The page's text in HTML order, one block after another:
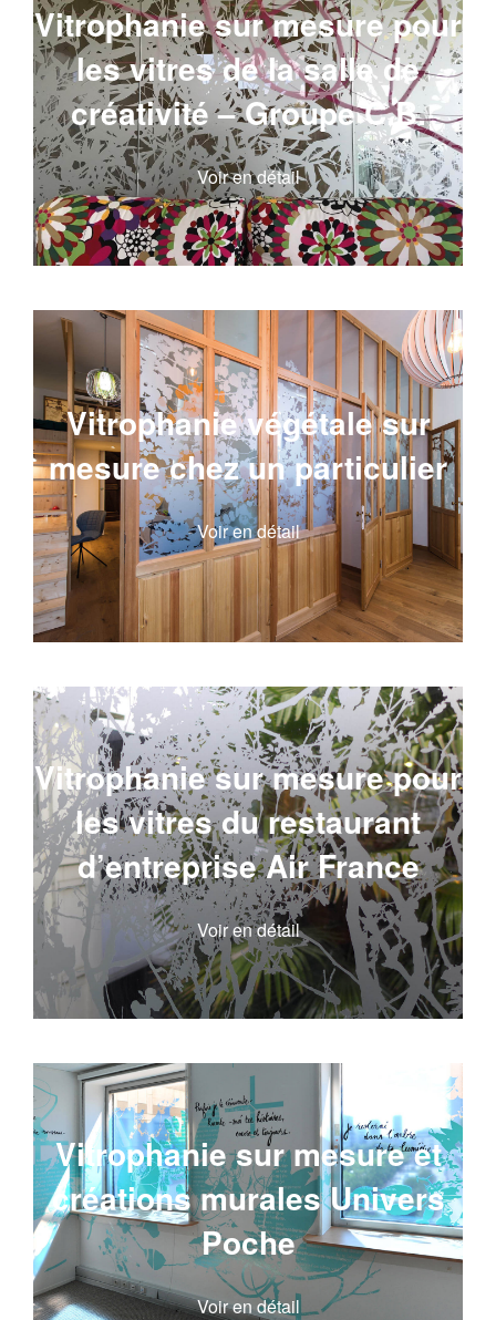
Vitrophanie sur mesure pour
les vitres de la salle de
créativité – Groupe C.B.
Voir en détail
Vitrophanie végétale sur
mesure chez un particulier
Voir en détail
Vitrophanie sur mesure pour
les vitres du restaurant
d’entreprise Air France
Voir en détail
Vitrophanie sur mesure et
créations murales Univers
Poche
Voir en détail